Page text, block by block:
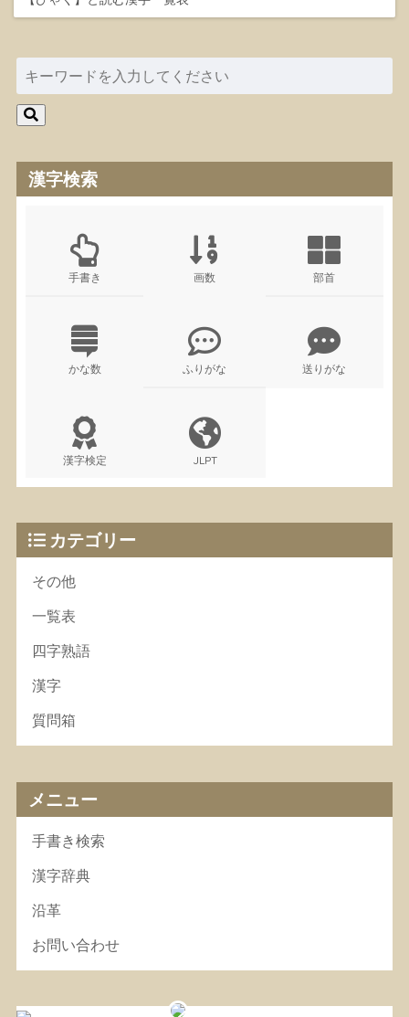
漢字検索
手書き 画数 部首
かな数 ふりがな 送りがな
漢字検定 JLPT
カテゴリー
その他
一覧表
四字熟語
漢字
質問箱
メニュー
手書き検索
漢字辞典
沿革
お問い合わせ